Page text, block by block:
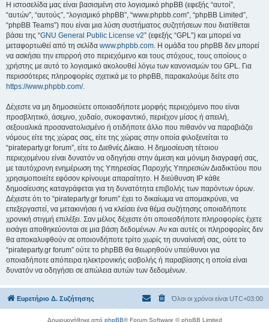
Η ιστοσελίδα μας είναι βασισμένη στο λογισμικό phpBB (εφεξής “αυτοί”,
“αυτών”, “αυτούς”, “λογισμικό phpBB”, “www.phpbb.com”, “phpBB Limited”,
“phpBB Teams”) που είναι μια λύση συστήματος συζητήσεων που διατίθεται
βάσει της “GNU General Public License v2” (εφεξής “GPL”) και μπορεί να
μεταφορτωθεί από τη σελίδα www.phpbb.com. Η ομάδα του phpBB δεν μπορεί
να ασκήσει την επιρροή στο περιεχόμενο και τους στόχους, τους οποίους ο
χρήστης με αυτό το λογισμικό ακολουθεί λόγω των κανονισμών του GPL. Για
περισσότερες πληροφορίες σχετικά με το phpBB, παρακαλούμε δείτε στο
https://www.phpbb.com/.
Δέχεστε να μη δημοσιεύετε οποιασδήποτε μορφής περιεχόμενο που είναι
προσβλητικό, άσεμνο, χυδαίο, συκοφαντικό, περιέχον μίσος ή απειλή,
σεξουαλικά προσανατολισμένο ή οτιδήποτε άλλο που πιθανόν να παραβιάζει
νόμους είτε της χώρας σας, είτε της χώρας στην οποία φιλοξενείται το
“pirateparty.gr forum”, είτε το Διεθνές Δίκαιο. Η δημοσίευση τέτοιου
περιεχομένου είναι δυνατόν να οδηγήσει στην άμεση και μόνιμη διαγραφή σας,
με ταυτόχρονη ενημέρωση της Υπηρεσίας Παροχής Υπηρεσιών Διαδικτύου που
χρησιμοποιείτε εφόσον κρίνουμε απαραίτητο. Η διεύθυνση IP κάθε
δημοσίευσης καταγράφεται για τη δυνατότητα επιβολής των παρόντων όρων.
Δέχεστε ότι το “pirateparty.gr forum” έχει το δικαίωμα να απομακρύνει, να
επεξεργαστεί, να μετακινήσει ή να κλείσει ένα θέμα συζήτησης οποιαδήποτε
χρονική στιγμή επιλέξει. Σαν μέλος δέχεστε ότι οποιεσδήποτε πληροφορίες έχετε
εισάγει αποθηκεύονται σε μια βάση δεδομένων. Αν και αυτές οι πληροφορίες δεν
θα αποκαλυφθούν σε οποιονδήποτε τρίτο χωρίς τη συναίνεσή σας, ούτε το
“pirateparty.gr forum” ούτε το phpBB θα θεωρηθούν υπεύθυνοι για
οποιαδήποτε απόπειρα ηλεκτρονικής εισβολής ή παραβίασης η οποία είναι
δυνατόν να οδηγήσει σε απώλεια αυτών των δεδομένων.
Ευρετήριο Δ. Συζήτησης Όλοι οι χρόνοι είναι UTC+03:00
Δημιουργήθηκε από phpBB® Forum Software © phpBB Limited